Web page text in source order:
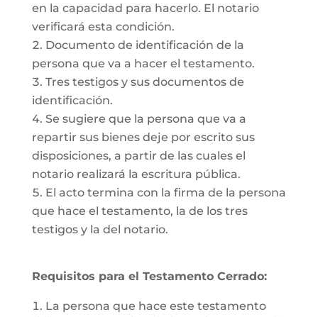
en la capacidad para hacerlo. El notario
verificará esta condición.
Documento de identificación de la
persona que va a hacer el testamento.
Tres testigos y sus documentos de
identificación.
Se sugiere que la persona que va a
repartir sus bienes deje por escrito sus
disposiciones, a partir de las cuales el
notario realizará la escritura pública.
El acto termina con la firma de la persona
que hace el testamento, la de los tres
testigos y la del notario.
Requisitos para el Testamento Cerrado:
La persona que hace este testamento